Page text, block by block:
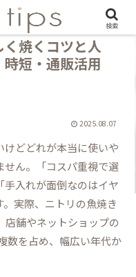
焼くコツと人
短・通販活用
2025.08.07
どどれが本当に使いや
せん。「コスパ重視で選
入れが面倒なのはイヤ
。実際、ニトリの魚焼き
舗やネットショップの
数を占め、幅広い年代か
検索